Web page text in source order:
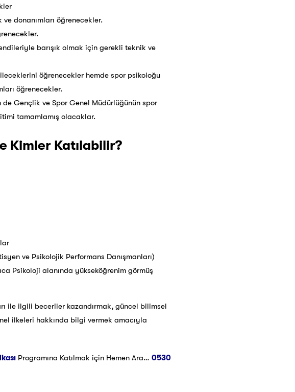
donanımları öğrenecekler.
barışık olmak için gerekli teknik ve
öğrenecekler hemde spor psikoloğu
öğrenecekler.
Gençlik ve Spor Genel Müdürlüğünün spor
tamamlamış olacaklar.
Kimler Katılabilir?
ve Psikolojik Performans Danışmanları)
Psikoloji alanında yükseköğrenim görmüş
ile ilgili beceriler kazandırmak, güncel bilimsel
ilkeleri hakkında bilgi vermek amacıyla
Programına Katılmak için Hemen Ara… 0530